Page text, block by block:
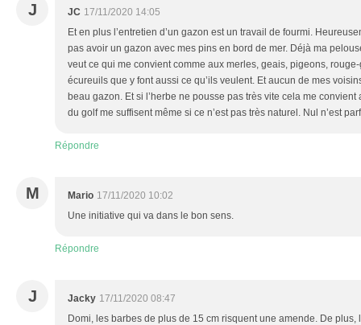
J JC 17/11/2020 14:05
Et en plus l’entretien d’un gazon est un travail de fourmi.
pas avoir un gazon avec mes pins en bord de mer. Déjà ma
veut ce qui me convient comme aux merles, geais, pigeons,
écureuils que y font aussi ce qu’ils veulent. Et aucun de mes
beau gazon. Et si l’herbe ne pousse pas très vite cela me
du golf me suffisent même si ce n’est pas très naturel. Nul n’est
Répondre
M Mario 17/11/2020 10:02
Une initiative qui va dans le bon sens.
Répondre
J Jacky 17/11/2020 08:47
Domi, les barbes de plus de 15 cm risquent une amende. De